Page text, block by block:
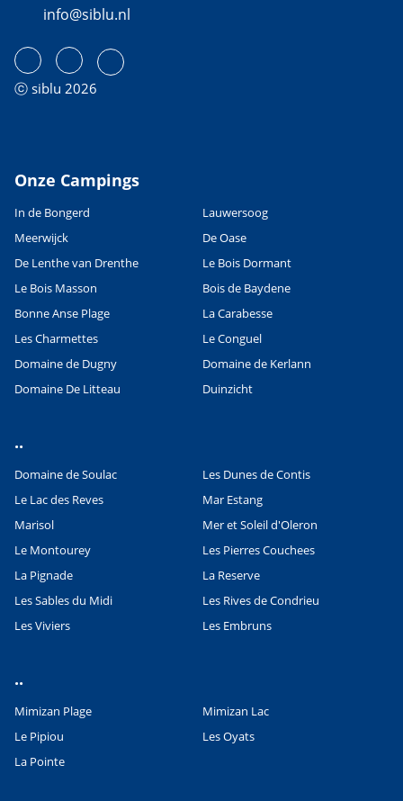
info@siblu.nl
ⓒ siblu 2026
Onze Campings
In de Bongerd
Lauwersoog
Meerwijck
De Oase
De Lenthe van Drenthe
Le Bois Dormant
Le Bois Masson
Bois de Baydene
Bonne Anse Plage
La Carabesse
Les Charmettes
Le Conguel
Domaine de Dugny
Domaine de Kerlann
Domaine De Litteau
Duinzicht
..
Domaine de Soulac
Les Dunes de Contis
Le Lac des Reves
Mar Estang
Marisol
Mer et Soleil d'Oleron
Le Montourey
Les Pierres Couchees
La Pignade
La Reserve
Les Sables du Midi
Les Rives de Condrieu
Les Viviers
Les Embruns
..
Mimizan Plage
Mimizan Lac
Le Pipiou
Les Oyats
La Pointe